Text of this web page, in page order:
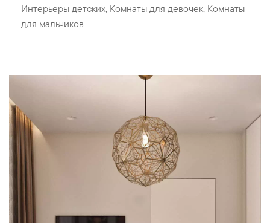
Интерьеры детских, Комнаты для девочек, Комнаты
для мальчиков